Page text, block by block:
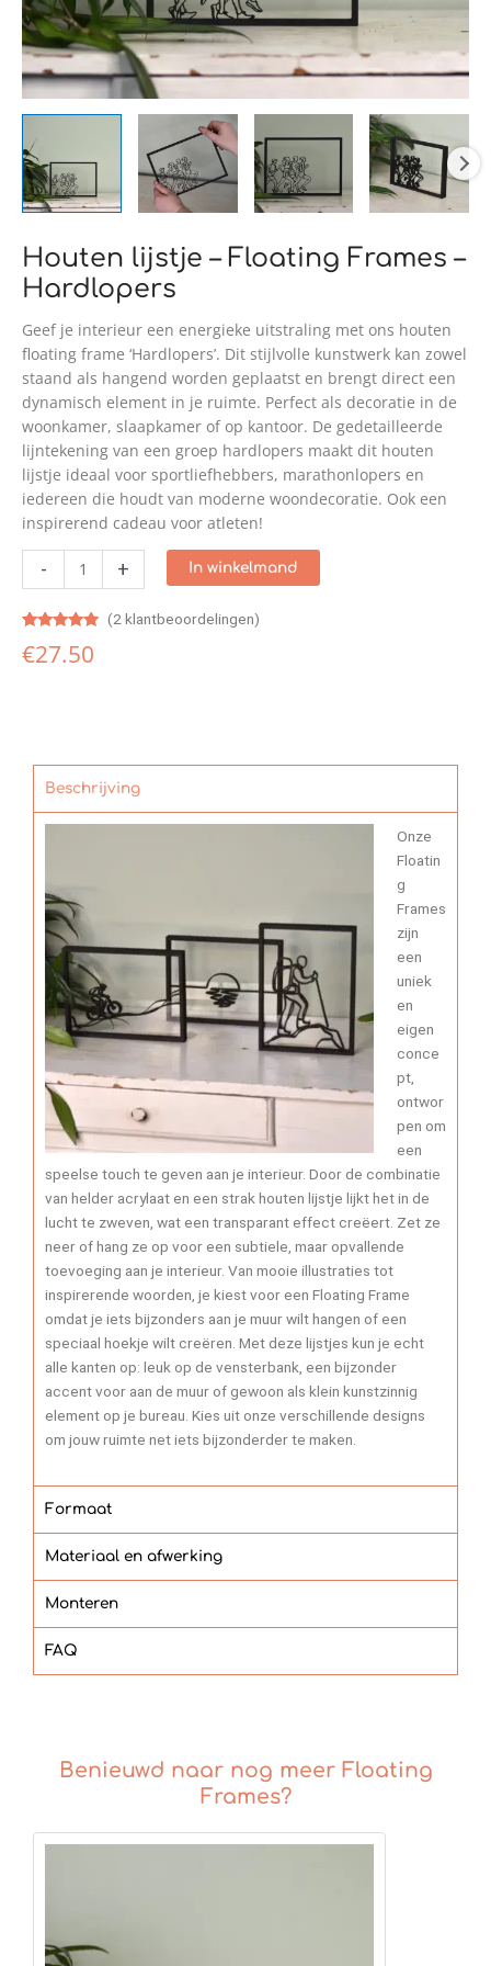
Houten lijstje – Floating Frames –
Hardlopers
Geef je interieur een energieke uitstraling met ons houten
floating frame ‘Hardlopers’. Dit stijlvolle kunstwerk kan zowel
staand als hangend worden geplaatst en brengt direct een
dynamisch element in je ruimte. Perfect als decoratie in de
woonkamer, slaapkamer of op kantoor. De gedetailleerde
lijntekening van een groep hardlopers maakt dit houten
lijstje ideaal voor sportliefhebbers, marathonlopers en
iedereen die houdt van moderne woondecoratie. Ook een
inspirerend cadeau voor atleten!
- + In winkelmand
5.00 op 5
(2 klantbeoordelingen)
€27.50
Beschrijving
Onze
Floatin
g
Frames
zijn
een
uniek
en
eigen
conce
pt,
ontwor
pen om
een
speelse touch te geven aan je interieur. Door de combinatie
van helder acrylaat en een strak houten lijstje lijkt het in de
lucht te zweven, wat een transparant effect creëert. Zet ze
neer of hang ze op voor een subtiele, maar opvallende
toevoeging aan je interieur. Van mooie illustraties tot
inspirerende woorden, je kiest voor een Floating Frame
omdat je iets bijzonders aan je muur wilt hangen of een
speciaal hoekje wilt creëren. Met deze lijstjes kun je echt
alle kanten op: leuk op de vensterbank, een bijzonder
accent voor aan de muur of gewoon als klein kunstzinnig
element op je bureau. Kies uit onze verschillende designs
om jouw ruimte net iets bijzonderder te maken.
Formaat
Materiaal en afwerking
Monteren
FAQ
Benieuwd naar nog meer Floating
Frames?